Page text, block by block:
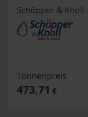
Schöpper & Knoll
Tonnenpreis
473,71 €